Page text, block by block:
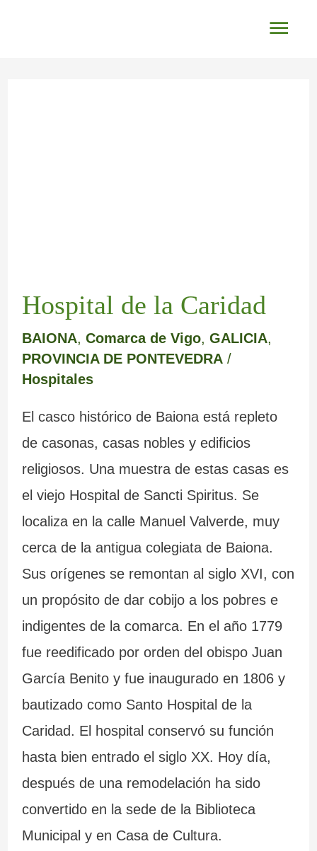
Hospital de la Caridad
BAIONA, Comarca de Vigo, GALICIA,
PROVINCIA DE PONTEVEDRA/
Hospitales
El casco histórico de Baiona está repleto
de casonas, casas nobles y edificios
religiosos. Una muestra de estas casas es
el viejo Hospital de Sancti Spiritus. Se
localiza en la calle Manuel Valverde, muy
cerca de la antigua colegiata de Baiona.
Sus orígenes se remontan al siglo XVI, con
un propósito de dar cobijo a los pobres e
indigentes de la comarca. En el año 1779
fue reedificado por orden del obispo Juan
García Benito y fue inaugurado en 1806 y
bautizado como Santo Hospital de la
Caridad. El hospital conservó su función
hasta bien entrado el siglo XX. Hoy día,
después de una remodelación ha sido
convertido en la sede de la Biblioteca
Municipal y en Casa de Cultura.